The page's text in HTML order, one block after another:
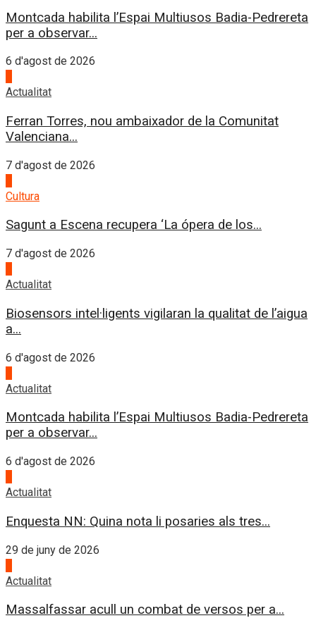
Montcada habilita l’Espai Multiusos Badia-Pedrereta
per a observar...
6 d'agost de 2026
Actualitat
Ferran Torres, nou ambaixador de la Comunitat
Valenciana...
7 d'agost de 2026
Cultura
Sagunt a Escena recupera ‘La ópera de los...
7 d'agost de 2026
Actualitat
Biosensors intel·ligents vigilaran la qualitat de l’aigua
a...
6 d'agost de 2026
Actualitat
Montcada habilita l’Espai Multiusos Badia-Pedrereta
per a observar...
6 d'agost de 2026
Actualitat
Enquesta NN: Quina nota li posaries als tres...
29 de juny de 2026
Actualitat
Massalfassar acull un combat de versos per a...